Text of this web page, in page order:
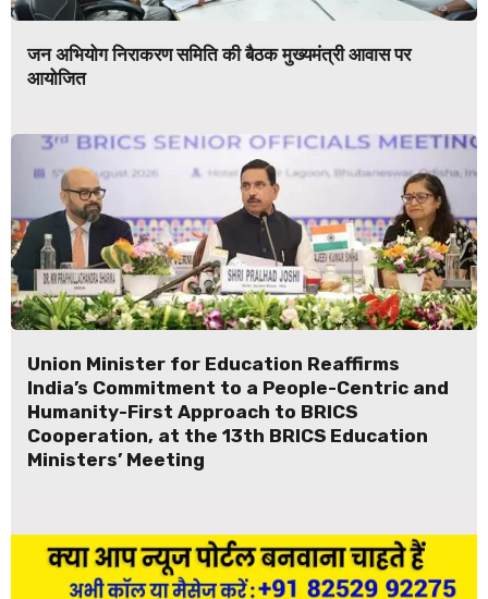
जन अभियोग निराकरण समिति की बैठक मुख्यमंत्री आवास पर
आयोजित
Union Minister for Education Reaffirms
India’s Commitment to a People-Centric and
Humanity-First Approach to BRICS
Cooperation, at the 13th BRICS Education
Ministers’ Meeting